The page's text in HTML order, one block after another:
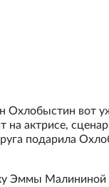
Охлобыстин вот
на актрисе,
подарила
Эммы Малининой